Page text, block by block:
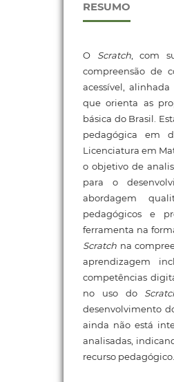
RESUMO
O Scratch, com
compreensão de
acessível,
que orienta as
básica do Brasil.
pedagógica em
Licenciatura em
o objetivo de
para o
abordagem
pedagógicos e
ferramenta na
Scratchna
aprendizagem
competências
no uso do
desenvolvimento
ainda não está
analisadas,
recurso pedagógico.